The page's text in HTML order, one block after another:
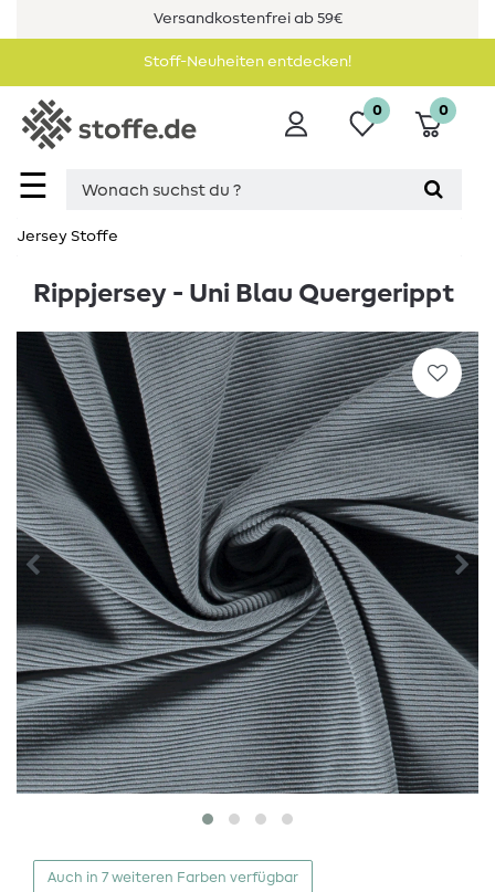
Versandkostenfrei ab 59€
Stoff-Neuheiten entdecken!
☰
0 0
Jersey Stoffe
Rippjersey - Uni Blau Quergerippt
Auch in 7 weiteren Farben verfügbar